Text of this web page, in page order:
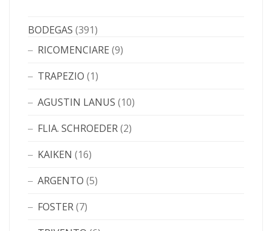
BODEGAS (391)
RICOMENCIARE (9)
TRAPEZIO (1)
AGUSTIN LANUS (10)
FLIA. SCHROEDER(2)
KAIKEN (16)
ARGENTO (5)
FOSTER(7)